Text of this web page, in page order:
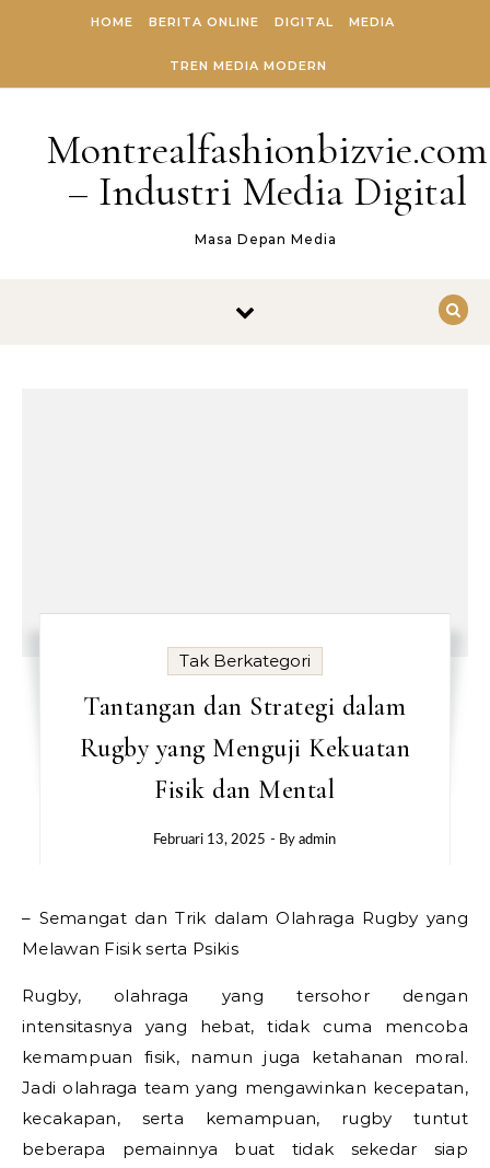
HOME BERITA ONLINE DIGITAL MEDIA
TREN MEDIA MODERN
Montrealfashionbizvie.com
– Industri Media Digital
Masa Depan Media
Tak Berkategori
Tantangan dan Strategi dalam
Rugby yang Menguji Kekuatan
Fisik dan Mental
Februari 13, 2025 - Byadmin
– Semangat dan Trik dalam Olahraga Rugby yang
Melawan Fisik serta Psikis
Rugby, olahraga yang tersohor dengan
intensitasnya yang hebat, tidak cuma mencoba
kemampuan fisik, namun juga ketahanan moral.
Jadi olahraga team yang mengawinkan kecepatan,
kecakapan, serta kemampuan, rugby tuntut
beberapa pemainnya buat tidak sekedar siap